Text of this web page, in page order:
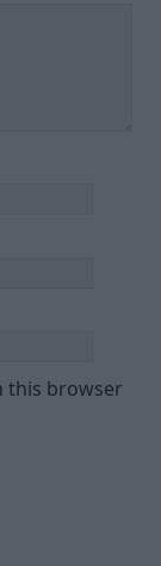
this browser